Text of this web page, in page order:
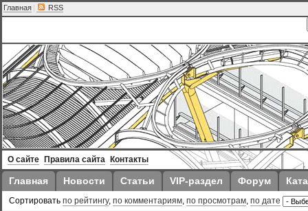
Главная | RSS
О сайте Правила сайта Контакты
Главная Новости Статьи VIP-раздел Форум
Сортировать по рейтингу, по комментариям, по просмотрам, по дате